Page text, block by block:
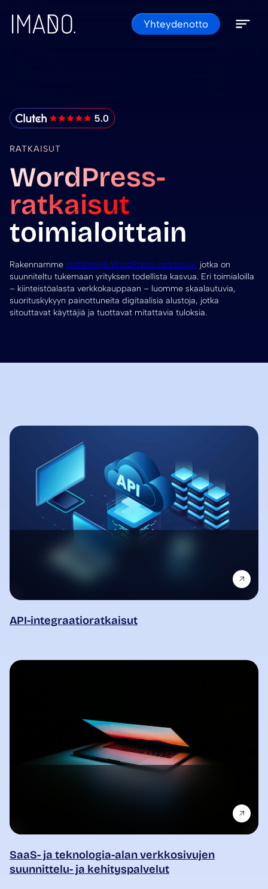
Yhteydenotto
IMADO Reviews
RATKAISUT
WordPress-
ratkaisut
toimialoittain
Rakennamme räätälöityjä WordPress-ratkaisuja, jotka on
suunniteltu tukemaan yrityksen todellista kasvua. Eri toimialoilla
– kiinteistöalasta verkkokauppaan – luomme skaalautuvia,
suorituskykyyn painottuneita digitaalisia alustoja, jotka
sitouttavat käyttäjiä ja tuottavat mitattavia tuloksia.
API-integraatioratkaisut
SaaS- ja teknologia-alan verkkosivujen
suunnittelu- ja kehityspalvelut